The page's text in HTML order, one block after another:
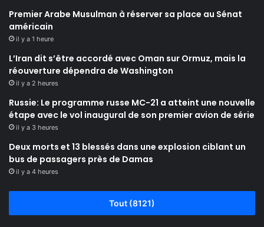
Premier Arabe Musulman à réserver sa place au Sénat
américain
il y a 1 heure
L’Iran dit s’être accordé avec Oman sur Ormuz, mais la
réouverture dépendra de Washington
il y a 2 heures
Russie: Le programme russe MC-21 a atteint une nouvelle
étape avec le vol inaugural de son premier avion de série
il y a 3 heures
Deux morts et 13 blessés dans une explosion ciblant un
bus de passagers près de Damas
il y a 4 heures
Tout (8121)